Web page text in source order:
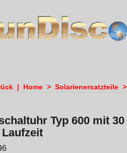
| Home > Solarienersatzteile >
Typ 600 mit 30